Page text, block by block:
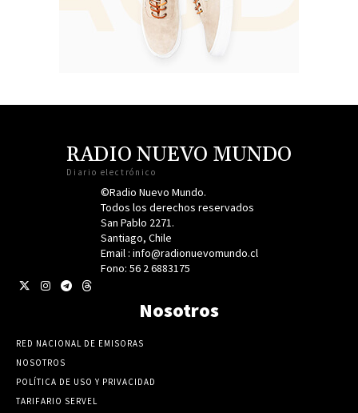
RADIO NUEVO MUNDO
Diario electrónico
©Radio Nuevo Mundo.
Todos los derechos reservados
San Pablo 2271.
Santiago, Chile
Email : info@radionuevomundo.cl
Fono: 56 2 6883175
Nosotros
RED NACIONAL DE EMISORAS
NOSOTROS
POLÍTICA DE USO Y PRIVACIDAD
TARIFARIO SERVEL